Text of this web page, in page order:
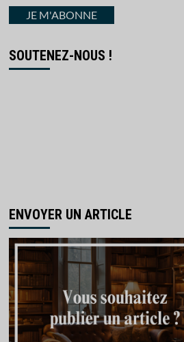
courrielJE M'ABONNE
SOUTENEZ-NOUS !
ENVOYER UN ARTICLE